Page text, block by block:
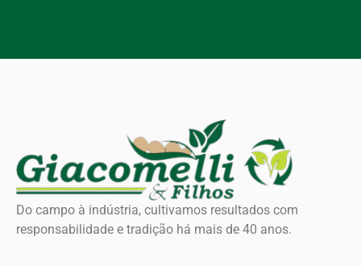
Do campo à indústria, cultivamos resultados com
responsabilidade e tradição há mais de 40 anos.